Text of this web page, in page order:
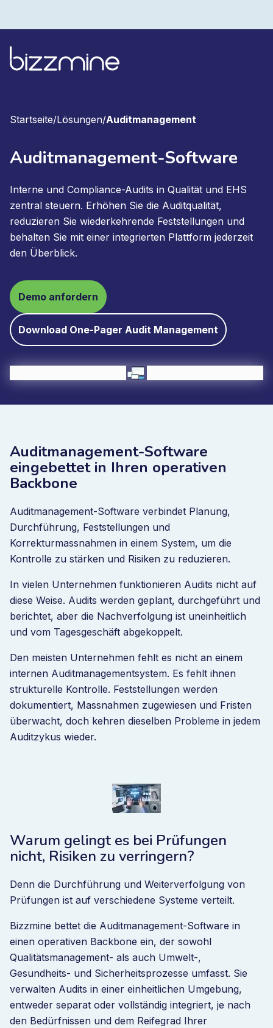
Startseite/Lösungen/Auditmanagement
Auditmanagement-Software
Interne und Compliance-Audits in Qualität und EHS
zentral steuern. Erhöhen Sie die Auditqualität,
reduzieren Sie wiederkehrende Feststellungen und
behalten Sie mit einer integrierten Plattform jederzeit
den Überblick.
Demo anfordern
Download One-Pager Audit Management
Auditmanagement-Software
eingebettet in Ihren operativen
Backbone
Auditmanagement-Software verbindet Planung,
Durchführung, Feststellungen und
Korrekturmassnahmen in einem System, um die
Kontrolle zu stärken und Risiken zu reduzieren.
In vielen Unternehmen funktionieren Audits nicht auf
diese Weise. Audits werden geplant, durchgeführt und
berichtet, aber die Nachverfolgung ist uneinheitlich
und vom Tagesgeschäft abgekoppelt.
Den meisten Unternehmen fehlt es nicht an einem
internen Auditmanagementsystem. Es fehlt ihnen
strukturelle Kontrolle. Feststellungen werden
dokumentiert, Massnahmen zugewiesen und Fristen
überwacht, doch kehren dieselben Probleme in jedem
Auditzykus wieder.
Warum gelingt es bei Prüfungen
nicht, Risiken zu verringern?
Denn die Durchführung und Weiterverfolgung von
Prüfungen ist auf verschiedene Systeme verteilt.
Bizzmine bettet die Auditmanagement-Software in
einen operativen Backbone ein, der sowohl
Qualitätsmanagement- als auch Umwelt-,
Gesundheits- und Sicherheitsprozesse umfasst. Sie
verwalten Audits in einer einheitlichen Umgebung,
entweder separat oder vollständig integriert, je nach
den Bedürfnissen und dem Reifegrad Ihrer